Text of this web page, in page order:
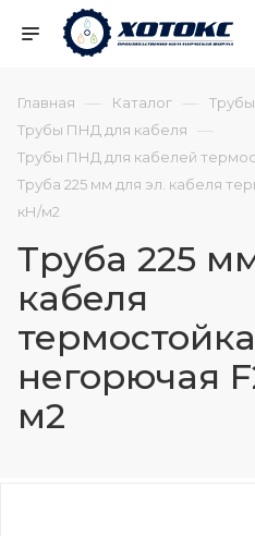
Главная — Каталог —
Трубы ПНД для кабеля —
Трубы ПНД для кабелей
Труба 225 мм для эл. кабеля
кН/м2
Труба 225
кабеля
негорючая
м2